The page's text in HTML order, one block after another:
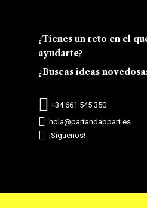
¿Tienes un reto en el
ayudarte?
¿Buscas ideas
+34 661 545 350
hola@partandappart.es
instagram
¡Síguenos!